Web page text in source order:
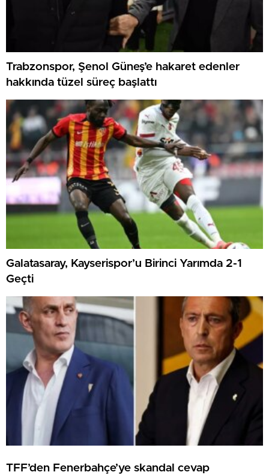
Trabzonspor, Şenol Güneş’e hakaret edenler
hakkında tüzel süreç başlattı
Galatasaray, Kayserispor’u Birinci Yarımda 2-1
Geçti
TFF’den Fenerbahçe’ye skandal cevap